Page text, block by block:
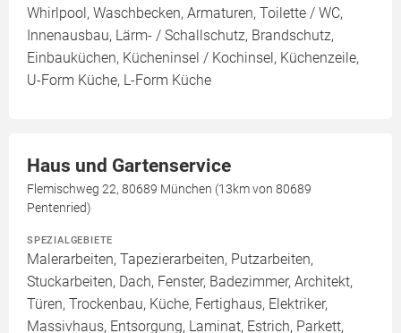
Whirlpool, Waschbecken, Armaturen, Toilette / WC,
Innenausbau, Lärm- / Schallschutz, Brandschutz,
Einbauküchen, Kücheninsel / Kochinsel, Küchenzeile,
U-Form Küche, L-Form Küche
Haus und Gartenservice
Flemischweg 22, 80689 München (13km von 80689
Pentenried)
SPEZIALGEBIETE
Malerarbeiten, Tapezierarbeiten, Putzarbeiten,
Stuckarbeiten, Dach, Fenster, Badezimmer, Architekt,
Türen, Trockenbau, Küche, Fertighaus, Elektriker,
Massivhaus, Entsorgung, Laminat, Estrich, Parkett,